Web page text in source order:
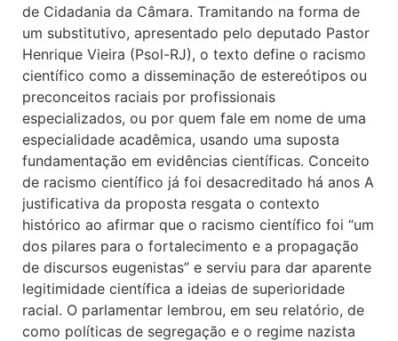
de Cidadania da Câmara. Tramitando na forma de
um substitutivo, apresentado pelo deputado Pastor
Henrique Vieira (Psol-RJ), o texto define o racismo
científico como a disseminação de estereótipos ou
preconceitos raciais por profissionais
especializados, ou por quem fale em nome de uma
especialidade acadêmica, usando uma suposta
fundamentação em evidências científicas. Conceito
de racismo científico já foi desacreditado há anos A
justificativa da proposta resgata o contexto
histórico ao afirmar que o racismo científico foi “um
dos pilares para o fortalecimento e a propagação
de discursos eugenistas” e serviu para dar aparente
legitimidade científica a ideias de superioridade
racial. O parlamentar lembrou, em seu relatório, de
como políticas de segregação e o regime nazista